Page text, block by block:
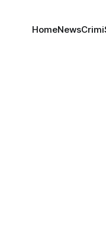
HomeNewsCrimi